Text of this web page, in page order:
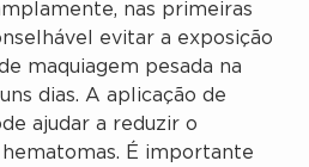
nas primeiras
evitar a exposição
maquiagem pesada na
dias. A aplicação de
ajudar a reduzir o
É importante